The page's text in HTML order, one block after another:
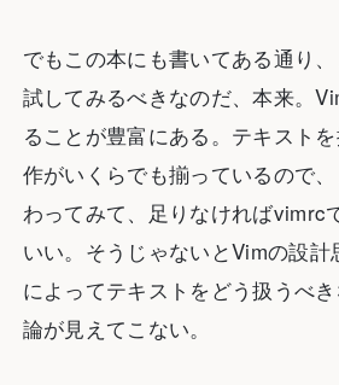
でもこの本にも書いてある通り
試してみるべきなのだ、本来。
ることが豊富にある。テキスト
作がいくらでも揃っているので
わってみて、足りなければvimrc
いい。そうじゃないとVimの設
によってテキストをどう扱うべ
論が見えてこない。